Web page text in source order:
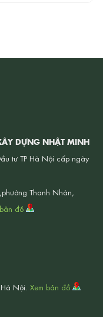
DỰNG NHẬT MINH
tư TP Hà Nội cấp ngày
Thanh Nhàn,
đồ
Nội. Xem bản đồ